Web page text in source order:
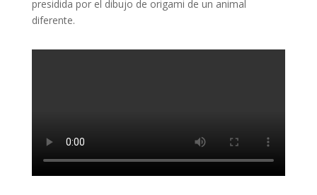
presidida por el dibujo de origami de un animal
diferente.